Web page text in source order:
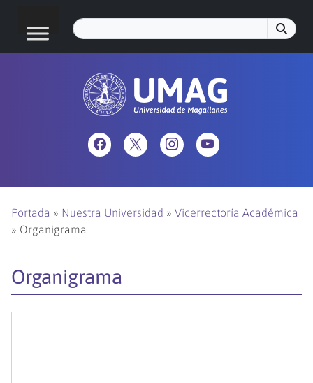
Portada » Nuestra Universidad »Vicerrectoría Académica
» Organigrama
Organigrama